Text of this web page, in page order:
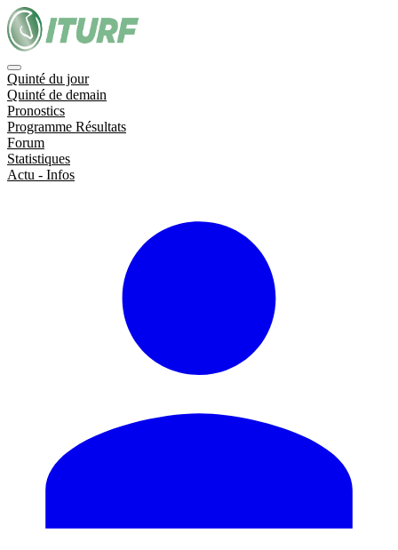
Quinté du jour
Quinté de demain
Pronostics
Programme Résultats
Forum
Statistiques
Actu - Infos